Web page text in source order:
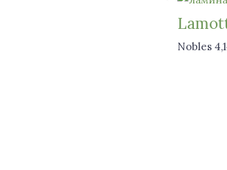
Nobles